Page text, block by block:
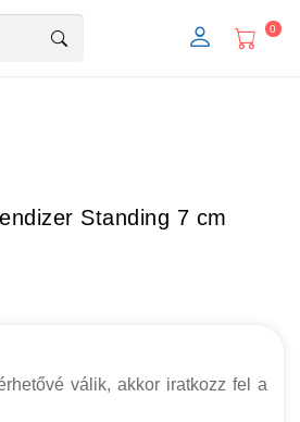
0
Standing 7 cm
válik, akkor iratkozz fel a